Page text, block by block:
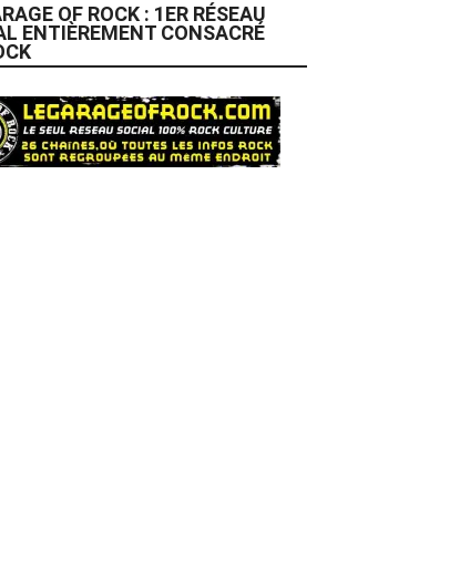
OF ROCK : 1ER RÉSEAU
ENTIÈREMENT CONSACRÉ